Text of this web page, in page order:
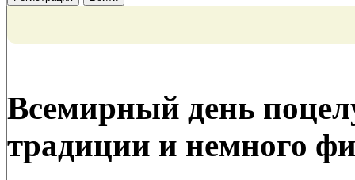
Всемирный день
традиции и немного